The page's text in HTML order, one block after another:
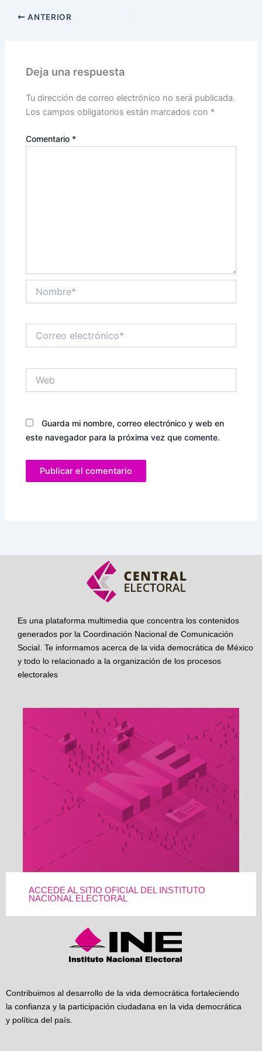
ANTERIOR
Deja una respuesta
Tu dirección de correo electrónico no será publicada.
Los campos obligatorios están marcados con *
Comentario *
electrónico*
Guarda mi nombre, correo electrónico y web en
este navegador para la próxima vez que comente.
Es una plataforma multimedia que concentra los contenidos
generados por la Coordinación Nacional de Comunicación
Social. Te informamos acerca de la vida democrática de México
y todo lo relacionado a la organización de los procesos
electorales
ACCEDE AL SITIO OFICIAL DEL INSTITUTO
NACIONAL ELECTORAL
Contribuimos al desarrollo de la vida democrática fortaleciendo
la confianza y la participación ciudadana en la vida democrática
y política del país.